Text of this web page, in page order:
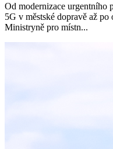
Od modernizace urgentního
5G v městské dopravě až
Ministryně pro místn...